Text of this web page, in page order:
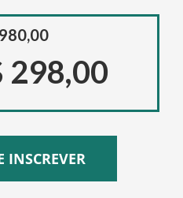
298,00
INSCREVER